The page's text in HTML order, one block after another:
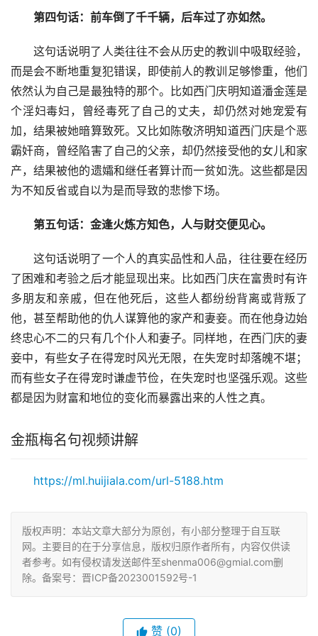
第四句话：前车倒了千千辆，后车过了亦如然。
这句话说明了人类往往不会从历史的教训中吸取经验，
而是会不断地重复犯错误，即使前人的教训足够惨重，他们
依然认为自己是最独特的那个。比如西门庆明知道潘金莲是
个淫妇毒妇，曾经毒死了自己的丈夫，却仍然对她宠爱有
加，结果被她暗算致死。又比如陈敬济明知道西门庆是个恶
霸奸商，曾经陷害了自己的父亲，却仍然接受他的女儿和家
产，结果被他的遗孀和继任者算计而一贫如洗。这些都是因
为不知反省或自以为是而导致的悲惨下场。
第五句话：金逢火炼方知色，人与财交便见心。
这句话说明了一个人的真实品性和人品，往往要在经历
了困难和考验之后才能显现出来。比如西门庆在富贵时有许
多朋友和亲戚，但在他死后，这些人都纷纷背离或背叛了
他，甚至帮助他的仇人谋算他的家产和妻妾。而在他身边始
终忠心不二的只有几个仆人和妻子。同样地，在西门庆的妻
妾中，有些女子在得宠时风光无限，在失宠时却落魄不堪；
而有些女子在得宠时谦虚节俭，在失宠时也坚强乐观。这些
都是因为财富和地位的变化而暴露出来的人性之真。
金瓶梅名句视频讲解
https://ml.huijiala.com/url-5188.htm
版权声明：本站文章大部分为原创，有小部分整理于自互联
网。主要目的在于分享信息，版权归原作者所有，内容仅供读
者参考。如有侵权请发送邮件至shenma006@gmial.com删
除。备案号：晋ICP备2023001592号-1
赞 (0)